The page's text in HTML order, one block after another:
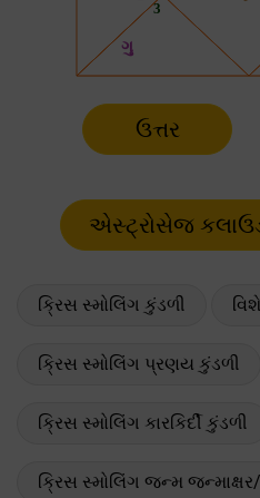
ઉત્તર
ક્રિસ સ્મોલિંગ કુંડળી
ક્રિસ સ્મોલિંગ પ્રણય કુંડળી
ક્રિસ સ્મોલિંગ કારકિર્દી કુંડળી
ક્રિસ સ્મોલિંગ જન્મ